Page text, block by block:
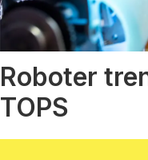
Roboter
TOPS